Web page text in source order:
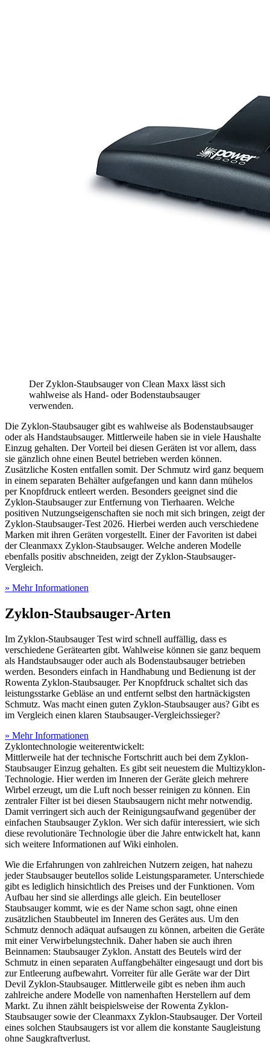
Der Zyklon-Staubsauger von Clean Maxx lässt sich
wahlweise als Hand- oder Bodenstaubsauger
verwenden.
Die Zyklon-Staubsauger gibt es wahlweise als Bodenstaubsauger
oder als Handstaubsauger. Mittlerweile haben sie in viele Haushalte
Einzug gehalten. Der Vorteil bei diesen Geräten ist vor allem, dass
sie gänzlich ohne einen Beutel betrieben werden können.
Zusätzliche Kosten entfallen somit. Der Schmutz wird ganz bequem
in einem separaten Behälter aufgefangen und kann dann mühelos
per Knopfdruck entleert werden. Besonders geeignet sind die
Zyklon-Staubsauger zur Entfernung von Tierhaaren. Welche
positiven Nutzungseigenschaften sie noch mit sich bringen, zeigt der
Zyklon-Staubsauger-Test 2026. Hierbei werden auch verschiedene
Marken mit ihren Geräten vorgestellt. Einer der Favoriten ist dabei
der Cleanmaxx Zyklon-Staubsauger. Welche anderen Modelle
ebenfalls positiv abschneiden, zeigt der Zyklon-Staubsauger-
Vergleich.
» Mehr Informationen
Zyklon-Staubsauger-Arten
Im Zyklon-Staubsauger Test wird schnell auffällig, dass es
verschiedene Gerätearten gibt. Wahlweise können sie ganz bequem
als Handstaubsauger oder auch als Bodenstaubsauger betrieben
werden. Besonders einfach in Handhabung und Bedienung ist der
Rowenta Zyklon-Staubsauger. Per Knopfdruck schaltet sich das
leistungsstarke Gebläse an und entfernt selbst den hartnäckigsten
Schmutz. Was macht einen guten Zyklon-Staubsauger aus? Gibt es
im Vergleich einen klaren Staubsauger-Vergleichssieger?
» Mehr Informationen
Zyklontechnologie weiterentwickelt:
Mittlerweile hat der technische Fortschritt auch bei dem Zyklon-
Staubsauger Einzug gehalten. Es gibt seit neuestem die Multizyklon-
Technologie. Hier werden im Inneren der Geräte gleich mehrere
Wirbel erzeugt, um die Luft noch besser reinigen zu können. Ein
zentraler Filter ist bei diesen Staubsaugern nicht mehr notwendig.
Damit verringert sich auch der Reinigungsaufwand gegenüber der
einfachen Staubsauger Zyklon. Wer sich dafür interessiert, wie sich
diese revolutionäre Technologie über die Jahre entwickelt hat, kann
sich weitere Informationen auf Wiki einholen.
Wie die Erfahrungen von zahlreichen Nutzern zeigen, hat nahezu
jeder Staubsauger beutellos solide Leistungsparameter. Unterschiede
gibt es lediglich hinsichtlich des Preises und der Funktionen. Vom
Aufbau her sind sie allerdings alle gleich. Ein beutelloser
Staubsauger kommt, wie es der Name schon sagt, ohne einen
zusätzlichen Staubbeutel im Inneren des Gerätes aus. Um den
Schmutz dennoch adäquat aufsaugen zu können, arbeiten die Geräte
mit einer Verwirbelungstechnik. Daher haben sie auch ihren
Beinnamen: Staubsauger Zyklon. Anstatt des Beutels wird der
Schmutz in einen separaten Auffangbehälter eingesaugt und dort bis
zur Entleerung aufbewahrt. Vorreiter für alle Geräte war der Dirt
Devil Zyklon-Staubsauger. Mittlerweile gibt es neben ihm auch
zahlreiche andere Modelle von namenhaften Herstellern auf dem
Markt. Zu ihnen zählt beispielsweise der Rowenta Zyklon-
Staubsauger sowie der Cleanmaxx Zyklon-Staubsauger. Der Vorteil
eines solchen Staubsaugers ist vor allem die konstante Saugleistung
ohne Saugkraftverlust.